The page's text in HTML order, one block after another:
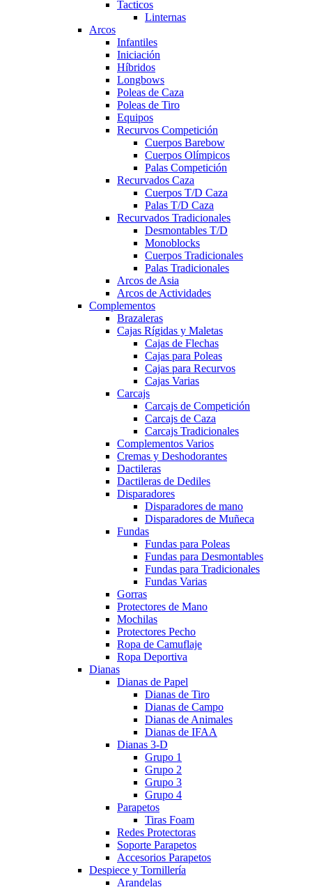
Tacticos
Linternas
Arcos
Infantiles
Iniciación
Híbridos
Longbows
Poleas de Caza
Poleas de Tiro
Equipos
Recurvos Competición
Cuerpos Barebow
Cuerpos Olímpicos
Palas Competición
Recurvados Caza
Cuerpos T/D Caza
Palas T/D Caza
Recurvados Tradicionales
Desmontables T/D
Monoblocks
Cuerpos Tradicionales
Palas Tradicionales
Arcos de Asia
Arcos de Actividades
Complementos
Brazaleras
Cajas Rígidas y Maletas
Cajas de Flechas
Cajas para Poleas
Cajas para Recurvos
Cajas Varias
Carcajs
Carcajs de Competición
Carcajs de Caza
Carcajs Tradicionales
Complementos Varios
Cremas y Deshodorantes
Dactileras
Dactileras de Dediles
Disparadores
Disparadores de mano
Disparadores de Muñeca
Fundas
Fundas para Poleas
Fundas para Desmontables
Fundas para Tradicionales
Fundas Varias
Gorras
Protectores de Mano
Mochilas
Protectores Pecho
Ropa de Camuflaje
Ropa Deportiva
Dianas
Dianas de Papel
Dianas de Tiro
Dianas de Campo
Dianas de Animales
Dianas de IFAA
Dianas 3-D
Grupo 1
Grupo 2
Grupo 3
Grupo 4
Parapetos
Tiras Foam
Redes Protectoras
Soporte Parapetos
Accesorios Parapetos
Despiece y Tornillería
Arandelas